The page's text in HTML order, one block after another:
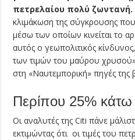
πετρελαίου πολύ ζωντανή.
κλιμάκωση της σύγκρουσης που
μέσω των οποίων κινείται το
αυτός ο γεωπολιτικός
των τιμών του μαύρου
στη «Ναυτεμπορική» πηγές της
Περίπου 25%
Οι αναλυτές της Citi πάνε
εκτιμώντας ότι οι τιμές του